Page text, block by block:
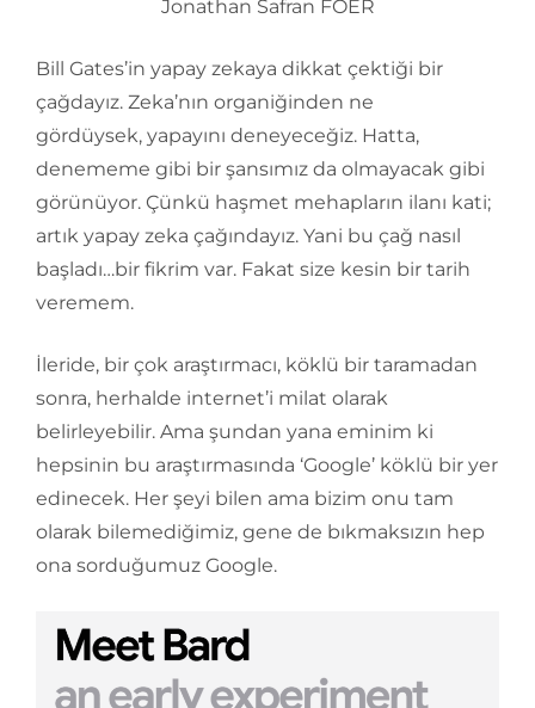
Jonathan Safran FOER
Bill Gates’in yapay zekaya dikkat çektiği bir
çağdayız. Zeka’nın organiğinden ne
gördüysek, yapayını deneyeceğiz. Hatta,
denememe gibi bir şansımız da olmayacak gibi
görünüyor. Çünkü haşmet mehapların ilanı kati;
artık yapay zeka çağındayız. Yani bu çağ nasıl
başladı…bir fikrim var. Fakat size kesin bir tarih
veremem.
İleride, bir çok araştırmacı, köklü bir taramadan
sonra, herhalde internet’i milat olarak
belirleyebilir. Ama şundan yana eminim ki
hepsinin bu araştırmasında ‘Google’ köklü bir yer
edinecek. Her şeyi bilen ama bizim onu tam
olarak bilemediğimiz, gene de bıkmaksızın hep
ona sorduğumuz Google.